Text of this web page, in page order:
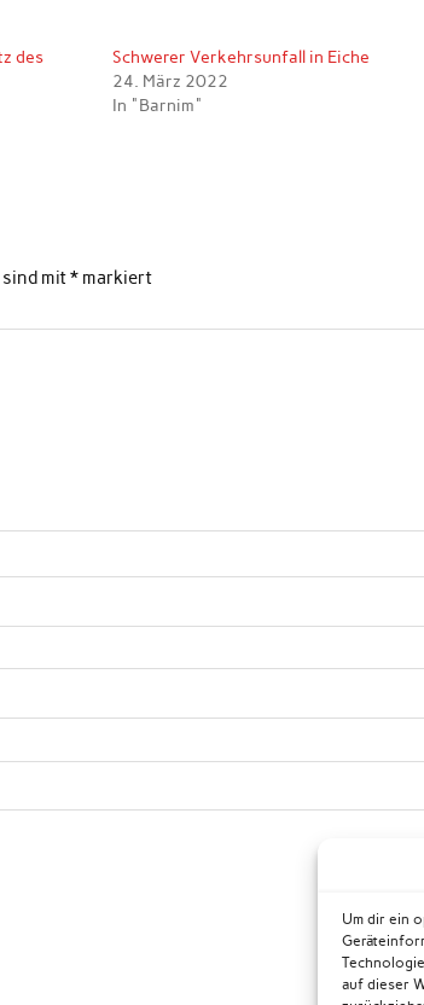
Um dir ein
auf dieser
des
Schwerer Verkehrsunfall in Eiche
24. März 2022
In "Barnim"
sind mit* markiert